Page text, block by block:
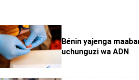
Bénin yajenga
uchunguzi wa ADN